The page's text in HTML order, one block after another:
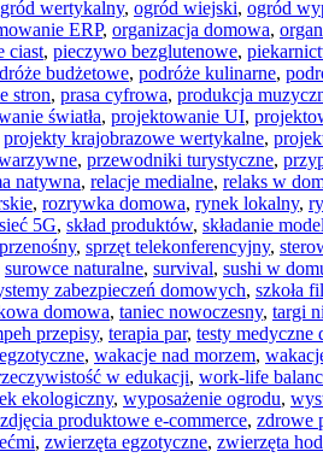
wertykalny, ogród wiejski, ogród
ERP, organizacja domowa,
ciast, pieczywo bezglutenowe,
budżetowe, podróże kulinarne,
stron, prasa cyfrowa, produkcja
światła, projektowanie UI,
projekty krajobrazowe wertykalne,
, przewodniki turystyczne,
natywna, relacje medialne, relaks w
, rozrywka domowa, rynek lokalny,
sieć 5G, skład produktów, składanie
, sprzęt telekonferencyjny,
surowce naturalne, survival, sushi w
zabezpieczeń domowych, szkoła
domowa, taniec nowoczesny, targi
przepisy, terapia par, testy medyczne
, wakacje nad morzem,
w edukacji, work-life
ekologiczny, wyposażenie ogrodu,
zdjęcia produktowe e-commerce, zdrowe
, zwierzęta egzotyczne, zwierzęta